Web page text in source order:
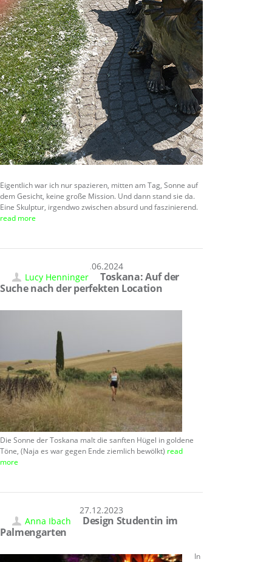
Eigentlich war ich nur spazieren, mitten am Tag, Sonne auf
dem Gesicht, keine große Mission. Und dann stand sie da.
Eine Skulptur, irgendwo zwischen absurd und faszinierend.
read more
25.06.2024
Lucy Henninger
Toskana: Auf der
Suche nach der perfekten Location
Die Sonne der Toskana malt die sanften Hügel in goldene
Töne, (Naja es war gegen Ende ziemlich bewölkt) read
more
27.12.2023
Anna Ibach
Design Studentin im
Palmengarten
In